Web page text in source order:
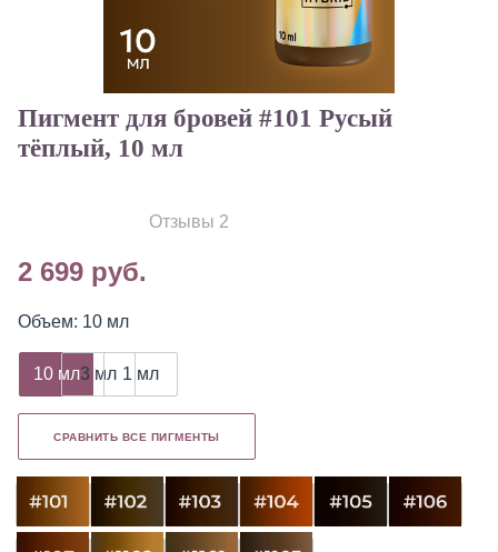
Пигмент для бровей #101 Русый
тёплый, 10 мл
Отзывы 2
2 699 руб.
Объем: 10 мл
10 мл3 мл 1 мл
СРАВНИТЬ ВСЕ ПИГМЕНТЫ